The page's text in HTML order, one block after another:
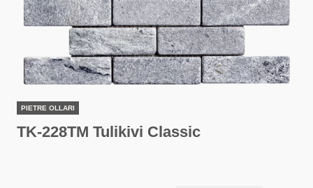
PIETRE OLLARI
TK-228TM Tulikivi Classic